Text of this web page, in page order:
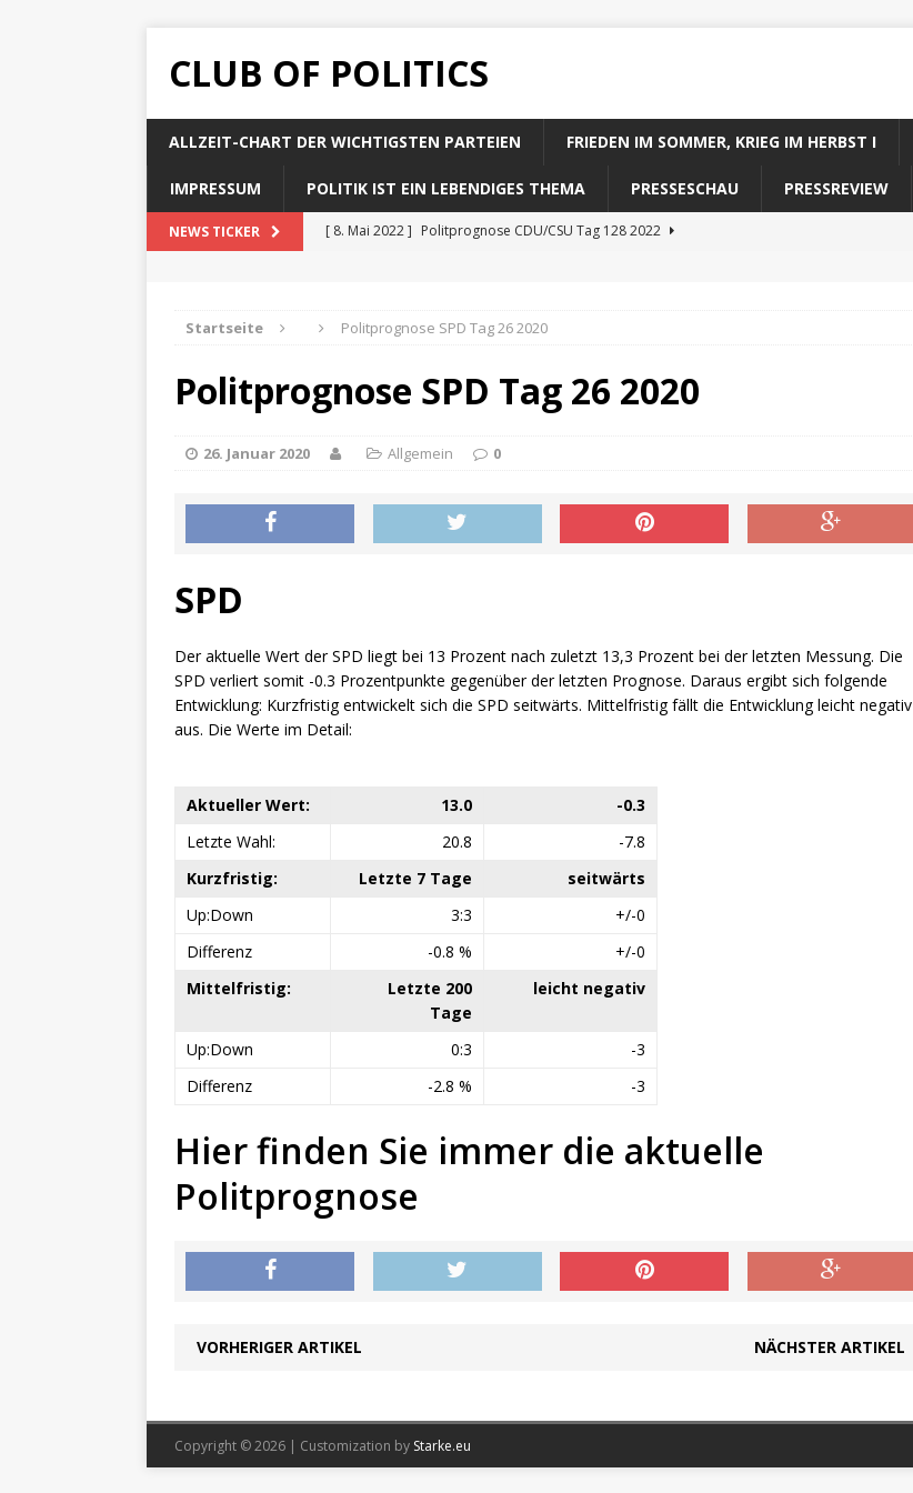
CLUB OF POLITICS
ALLZEIT-CHART DER WICHTIGSTEN PARTEIEN FRIEDEN IM SOMMER, KRIEG IM HERBST I
IMPRESSUM POLITIK IST EIN LEBENDIGES THEMA PRESSESCHAU PRESSREVIEW
NEWS TICKER [ 8. Mai 2022 ] Politprognose CDU/CSU Tag 128 2022
[ 8. Mai 2022 ]
Politprognose Koalitionsrechner Tag 128 2022
Startseite Politprognose SPD Tag 26 2020
Politprognose SPD Tag 26 2020
26. Januar 2020 Allgemein 0
SPD
Der aktuelle Wert der SPD liegt bei 13 Prozent nach zuletzt 13,3 Prozent bei der letzten Messung. Die
SPD verliert somit -0.3 Prozentpunkte gegenüber der letzten Prognose. Daraus ergibt sich folgende
Entwicklung: Kurzfristig entwickelt sich die SPD seitwärts. Mittelfristig fällt die Entwicklung leicht negativ
aus. Die Werte im Detail:
Aktueller Wert: 13.0
-0.3
Letzte Wahl:
20.8
-7.8
Kurzfristig:
Letzte 7 Tage
seitwärts
Up:Down
3:3
+/-0
Differenz
-0.8 %
+/-0
Mittelfristig:
Letzte 200
Tage
leicht negativ
Up:Down 0:3
-3
Differenz
-2.8 % -3
Hier finden Sie immer die aktuelle
Politprognose
VORHERIGER ARTIKEL NÄCHSTER ARTIKEL
Copyright © 2026 | Customization by Starke.eu